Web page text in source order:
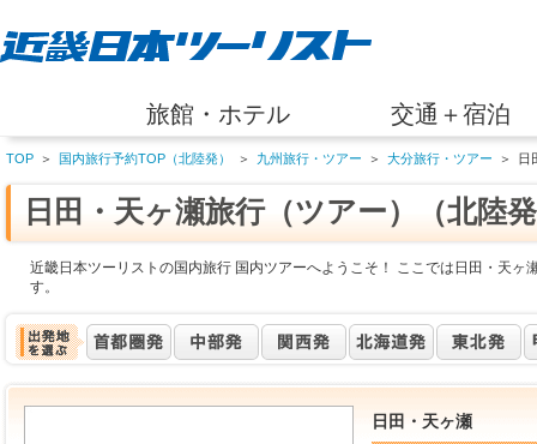
旅館・ホテル 交通＋宿泊
TOP ＞ 国内旅行予約TOP（北陸発） ＞ 九州旅行・ツアー ＞ 大分旅行・ツアー ＞ 日
日田・天ヶ瀬旅行（ツアー）（北陸
近畿日本ツーリストの国内旅行 国内ツアーへようこそ！ ここでは日田・天ヶ
す。
日田・天ヶ瀬